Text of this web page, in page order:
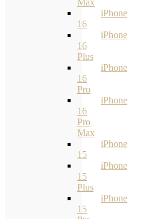
Max
iPhone
16
iPhone
16
Plus
iPhone
16
Pro
iPhone
16
Pro
Max
iPhone
15
iPhone
15
Plus
iPhone
15